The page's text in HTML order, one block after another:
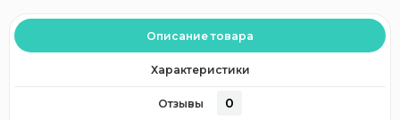
Описание товара
Характеристики
Отзывы 0